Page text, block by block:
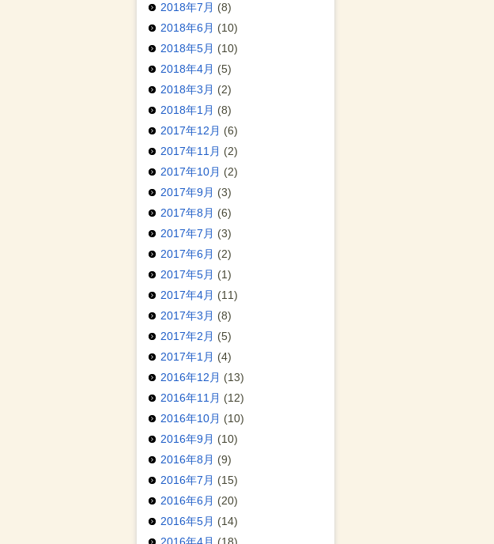
2018年7月 (8)
2018年6月 (10)
2018年5月 (10)
2018年4月 (5)
2018年3月 (2)
2018年1月 (8)
2017年12月 (6)
2017年11月 (2)
2017年10月 (2)
2017年9月 (3)
2017年8月 (6)
2017年7月 (3)
2017年6月 (2)
2017年5月 (1)
2017年4月 (11)
2017年3月 (8)
2017年2月 (5)
2017年1月 (4)
2016年12月 (13)
2016年11月 (12)
2016年10月 (10)
2016年9月 (10)
2016年8月 (9)
2016年7月 (15)
2016年6月 (20)
2016年5月 (14)